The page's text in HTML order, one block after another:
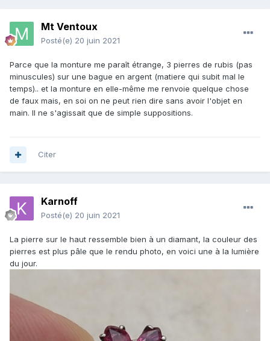
Mt Ventoux
Posté(e) 20 juin 2021
Parce que la monture me paraît étrange, 3 pierres de rubis (pas
minuscules) sur une bague en argent (matiere qui subit mal le
temps).. et la monture en elle-même me renvoie quelque chose
de faux mais, en soi on ne peut rien dire sans avoir l'objet en
main. Il ne s'agissait que de simple suppositions.
Citer
Karnoff
Posté(e) 20 juin 2021
La pierre sur le haut ressemble bien à un diamant, la couleur des
pierres est plus pâle que le rendu photo, en voici une à la lumière
du jour.